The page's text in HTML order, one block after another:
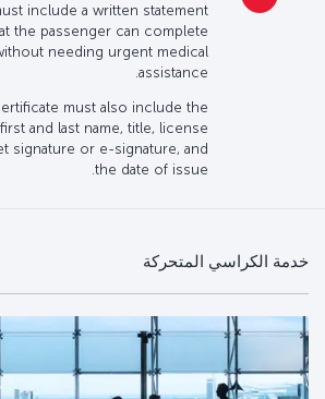
include a written statement
the passenger can complete
needing urgent medical
assistance.
must also include the
and last name, title, license
signature or e-signature, and
the date of issue.
خدمة الكراسي المتحركة